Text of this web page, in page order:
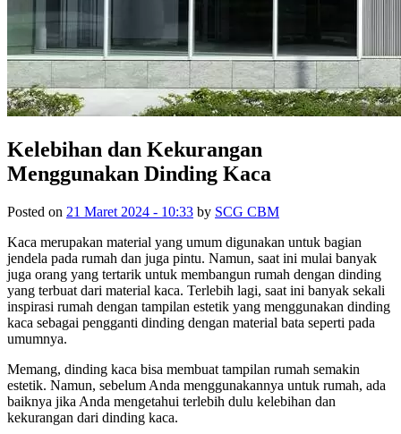
Kelebihan dan Kekurangan
Menggunakan Dinding Kaca
Posted on 21 Maret 2024 - 10:33 by SCG CBM
Kaca merupakan material yang umum digunakan untuk bagian
jendela pada rumah dan juga pintu. Namun, saat ini mulai banyak
juga orang yang tertarik untuk membangun rumah dengan dinding
yang terbuat dari material kaca. Terlebih lagi, saat ini banyak sekali
inspirasi rumah dengan tampilan estetik yang menggunakan dinding
kaca sebagai pengganti dinding dengan material bata seperti pada
umumnya.
Memang, dinding kaca bisa membuat tampilan rumah semakin
estetik. Namun, sebelum Anda menggunakannya untuk rumah, ada
baiknya jika Anda mengetahui terlebih dulu kelebihan dan
kekurangan dari dinding kaca.